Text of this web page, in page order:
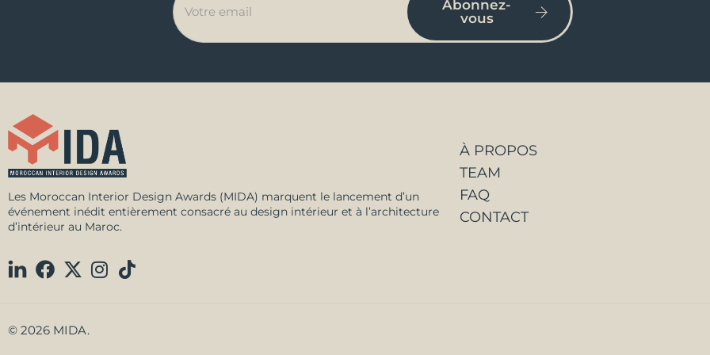
Abonnez-
vous
Les Moroccan Interior Design Awards (MIDA) marquent le lancement d’un
événement inédit entièrement consacré au design intérieur et à l’architecture
d’intérieur au Maroc.
À PROPOS
TEAM
FAQ
CONTACT
© 2026 MIDA.